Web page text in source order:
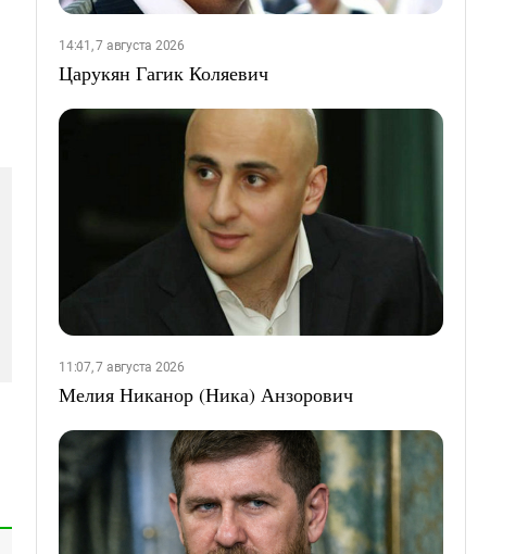
14:41, 7 августа 2026
Царукян Гагик Коляевич
11:07, 7 августа 2026
Мелия Никанор (Ника) Анзорович